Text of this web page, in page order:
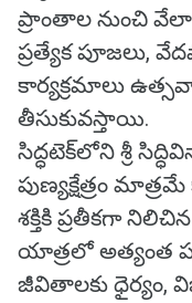
ప్రాంతాల నుంచి
ప్రత్యేక పూజలు,
కార్యక్రమాలు
తీసుకువస్తాయి.
సిద్ధటెక్‌లోని శ్రీ
పుణ్యక్షేత్రం
శక్తికి ప్రతీకగా
యాత్రలో అత్యంత
జీవితాలకు ధైర్యం,